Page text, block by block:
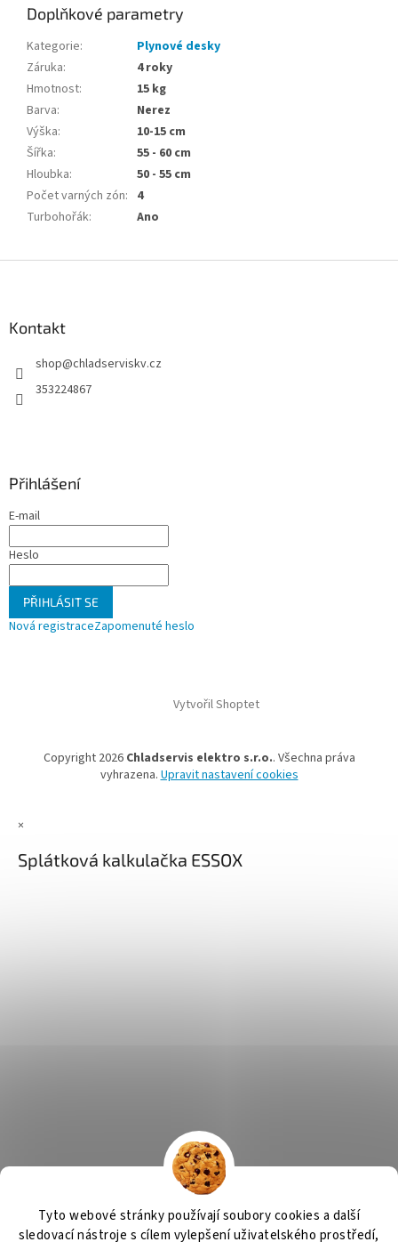
Tyto webové stránky používají soubory cookies a další
sledovací nástroje s cílem vylepšení uživatelského prostředí,
Doplňkové parametry
Kategorie:
Plynové desky
Záruka:
4 roky
Hmotnost:
15 kg
Barva:
Nerez
Výška:
10-15 cm
Šířka:
55 - 60 cm
Hloubka:
50 - 55 cm
Počet varných zón: 4
Turbohořák: Ano
Kontakt
shop@chladserviskv.cz
353224867
Přihlášení
E-mail
Heslo
PŘIHLÁSIT SE
Nová registraceZapomenuté heslo
Vytvořil Shoptet
Copyright 2026 Chladservis elektro s.r.o.. Všechna práva
vyhrazena.Upravit nastavení cookies
×
Splátková kalkulačka ESSOX